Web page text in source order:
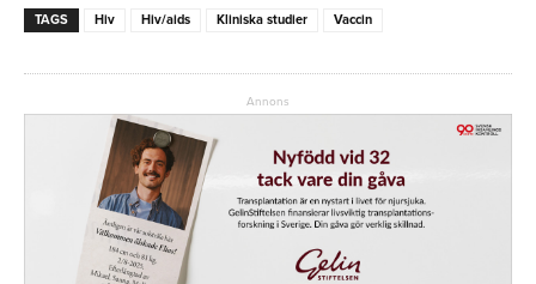
TAGS Hiv Hiv/aids Kliniska studier Vaccin
Annons